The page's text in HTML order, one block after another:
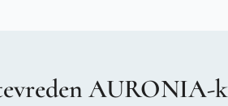
AURONIA-